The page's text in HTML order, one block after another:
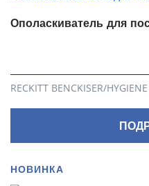
Ополаскиватель для
RECKITT BENCKISER/
НОВИНКА